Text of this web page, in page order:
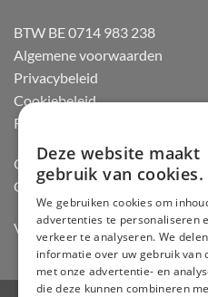
BTW BE 0714 983 238
Algemene voorwaarden
Privacybeleid
Cookiebeleid
Retourneren
Officiële dealer van Gozney en
Officiële advisor en verdeler
Vertrouwd door hobbykoks,
Deze website maakt
gebruik van cookies.
We gebruiken cookies om
advertenties te personaliseren
verkeer te analyseren. We
informatie over uw gebruik van
met onze advertentie- en
die deze kunnen combineren